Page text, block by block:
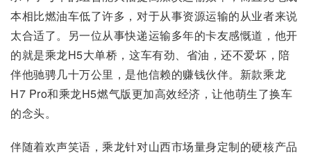
本相比燃油车低了许多，对于从事资源运输的从业者来说
太合适了。另一位从事快递运输多年的卡友感慨道，他开
的就是乘龙H5大单桥，这车有劲、省油，还不爱坏，陪
伴他驰骋几十万公里，是他信赖的赚钱伙伴。新款乘龙
H7 Pro和乘龙H5燃气版更加高效经济，让他萌生了换车
的念头。
伴随着欢声笑语，乘龙针对山西市场量身定制的硬核产品